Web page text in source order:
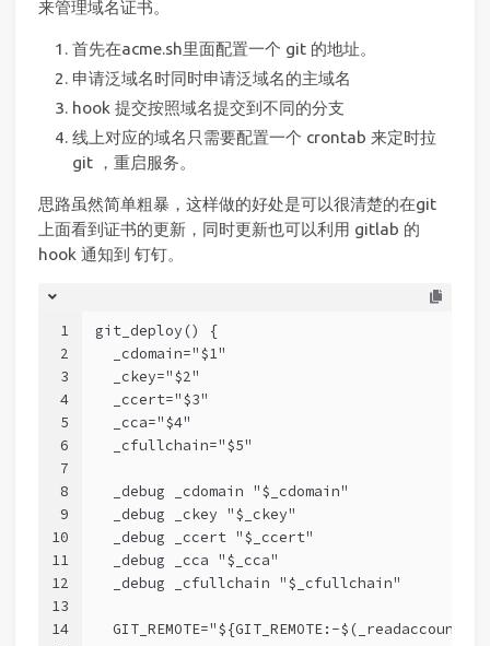
来管理域名证书。
首先在acme.sh里面配置一个 git 的地址。
申请泛域名时同时申请泛域名的主域名
hook 提交按照域名提交到不同的分支
线上对应的域名只需要配置一个 crontab 来定时拉
git ，重启服务。
思路虽然简单粗暴，这样做的好处是可以很清楚的在git
上面看到证书的更新，同时更新也可以利用 gitlab 的
hook 通知到 钉钉。
1
2
3
4
5
6
7
8
9
10
11
12
13
14
git_deploy() {
  _cdomain="$1"
  _ckey="$2"
  _ccert="$3"
  _cca="$4"
  _cfullchain="$5"
  _debug _cdomain "$_cdomain"
  _debug _ckey "$_ckey"
  _debug _ccert "$_ccert"
  _debug _cca "$_cca"
  _debug _cfullchain "$_cfullchain"
GIT_REMOTE="${GIT_REMOTE:-